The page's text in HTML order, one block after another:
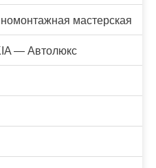
мастерская
— Автолюкс